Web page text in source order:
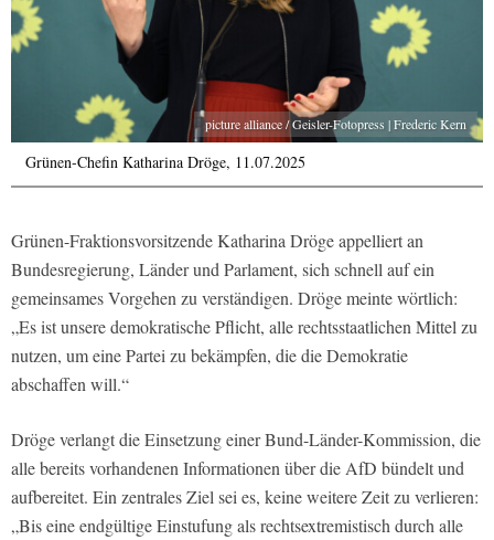
picture alliance / Geisler-Fotopress | Frederic Kern
Grünen-Chefin Katharina Dröge, 11.07.2025
Grünen-Fraktionsvorsitzende Katharina Dröge appelliert an
Bundesregierung, Länder und Parlament, sich schnell auf ein
gemeinsames Vorgehen zu verständigen. Dröge meinte wörtlich:
„Es ist unsere demokratische Pflicht, alle rechtsstaatlichen Mittel zu
nutzen, um eine Partei zu bekämpfen, die die Demokratie
abschaffen will.“
Dröge verlangt die Einsetzung einer Bund-Länder-Kommission, die
alle bereits vorhandenen Informationen über die AfD bündelt und
aufbereitet. Ein zentrales Ziel sei es, keine weitere Zeit zu verlieren:
„Bis eine endgültige Einstufung als rechtsextremistisch durch alle